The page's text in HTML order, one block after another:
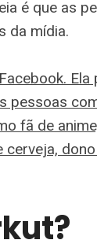
é que as
da mídia.
pessoas
fã de
cerveja,